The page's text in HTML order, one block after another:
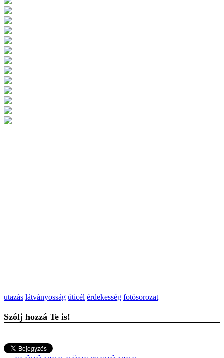
utazás látványosság úticél érdekesség fotósorozat
Szólj hozzá Te is!